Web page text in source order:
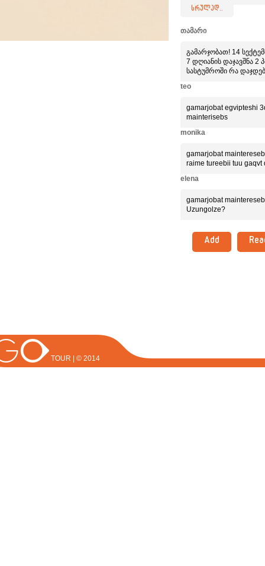
Приятно иметь дело
სრულად..
თამარი
გამარჯობათ! 14
7 დღიანის დაჯავშნა 2
სასტუმროში რა
teo
gamarjobat egvipteshi
mainterisebs
monika
gamarjobat
raime tureebii tuu gaqvt
elena
gamarjobat
Uzungolze?
Add
TOUR | © 2014